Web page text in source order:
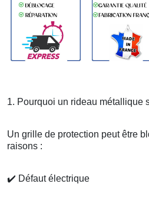
1. Pourquoi un rideau métallique
Un grille de protection peut être
raisons :
✔️ Défaut électrique